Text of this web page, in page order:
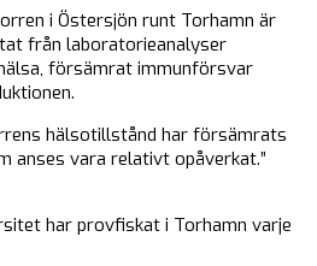
i Östersjön runt Torhamn är
från laboratorieanalyser
försämrat immunförsvar
hälsotillstånd har försämrats
anses vara relativt opåverkat.”
har provfiskat i Torhamn varje